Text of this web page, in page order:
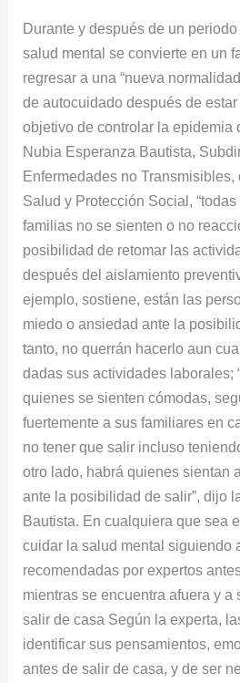
Durante y después de un
salud mental se convierte en un
regresar a una “nueva
de autocuidado después de
objetivo de controlar la epidemia
Nubia Esperanza Bautista,
Enfermedades no Transmisibles,
Salud y Protección Social,
familias no se sienten o no
posibilidad de retomar las
después del aislamiento
ejemplo, sostiene, están las
miedo o ansiedad ante la
tanto, no querrán hacerlo aun
dadas sus actividades laborales;
quienes se sienten cómodas,
fuertemente a sus familiares en
no tener que salir incluso
otro lado, habrá quienes sientan
ante la posibilidad de salir”, dijo
Bautista. En cualquiera que sea
cuidar la salud mental siguiendo
recomendadas por expertos
mientras se encuentra afuera y a
salir de casa Según la experta,
identificar sus pensamientos,
antes de salir de casa, y de ser
en
época
de
pandemia?